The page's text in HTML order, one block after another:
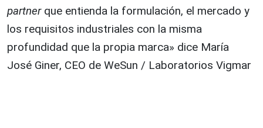
partner que entienda la formulación, el mercado y
los requisitos industriales con la misma
profundidad que la propia marca» dice María
José Giner, CEO de WeSun / Laboratorios Vigmar